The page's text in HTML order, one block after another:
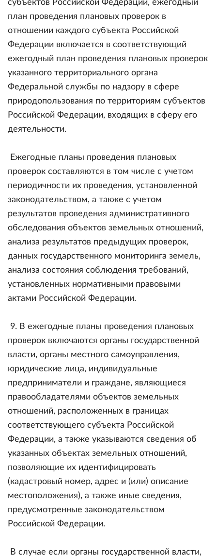
субъектов Российской Федерации, ежегодный
план проведения плановых проверок в
отношении каждого субъекта Российской
Федерации включается в соответствующий
ежегодный план проведения плановых проверок
указанного территориального органа
Федеральной службы по надзору в сфере
природопользования по территориям субъектов
Российской Федерации, входящих в сферу его
деятельности.
Ежегодные планы проведения плановых
проверок составляются в том числе с учетом
периодичности их проведения, установленной
законодательством, а также с учетом
результатов проведения административного
обследования объектов земельных отношений,
анализа результатов предыдущих проверок,
данных государственного мониторинга земель,
анализа состояния соблюдения требований,
установленных нормативными правовыми
актами Российской Федерации.
9. В ежегодные планы проведения плановых
проверок включаются органы государственной
власти, органы местного самоуправления,
юридические лица, индивидуальные
предприниматели и граждане, являющиеся
правообладателями объектов земельных
отношений, расположенных в границах
соответствующего субъекта Российской
Федерации, а также указываются сведения об
указанных объектах земельных отношений,
позволяющие их идентифицировать
(кадастровый номер, адрес и (или) описание
местоположения), а также иные сведения,
предусмотренные законодательством
Российской Федерации.
В случае если органы государственной власти,